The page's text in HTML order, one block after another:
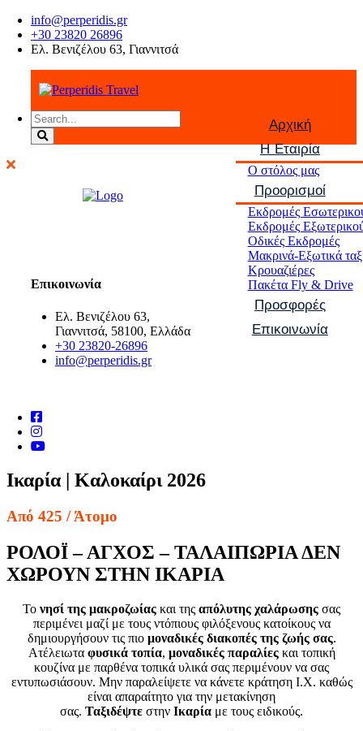
info@perperidis.gr
+30 23820 26896
Ελ. Βενιζέλου 63, Γιαννιτσά
Αρχική
Η Εταιρία
Ο στόλος μας
Προορισμοί
Εκδρομές
Εκδρομές
Οδικές Εκδρομές
Μακρινά-Εξωτικά
Κρουαζιέρες
Πακέτα Fly & Drive
Προσφορές
Επικοινωνία
Επικοινωνία
Ελ. Βενιζέλου 63,
Γιαννιτσά, 58100, Ελλάδα
+30 23820-26896
info@perperidis.gr
Ικαρία | Καλοκαίρι 2026
Από 425 / Άτομο
ΡΟΛΟΪ – ΑΓΧΟΣ – ΤΑΛΑΙΠΩΡΙΑ ΔΕΝ
ΧΩΡΟΥΝ ΣΤΗΝ ΙΚΑΡΙΑ
Το νησί της μακροζωίας και της απόλυτης χαλάρωσης σας
περιμένει μαζί με τους ντόπιους φιλόξενους κατοίκους να
δημιουργήσουν τις πιο μοναδικές διακοπές της ζωής σας.
Ατέλειωτα φυσικά τοπία, μοναδικές παραλίεςκαι τοπική
κουζίνα με παρθένα τοπικά υλικά σας περιμένουν να σας
εντυπωσιάσουν. Μην παραλείψετε να κάνετε κράτηση Ι.Χ. καθώς
είναι απαραίτητο για την μετακίνηση
σας. Ταξιδέψτε στην Ικαρία με τους ειδικούς.